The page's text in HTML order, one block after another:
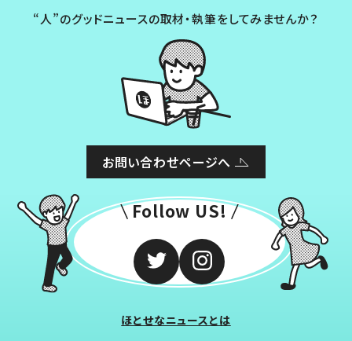
“人”のグッドニュースの取材・執筆をしてみませんか？
お問い合わせページへ
Follow US!
ほとせなニュースとは